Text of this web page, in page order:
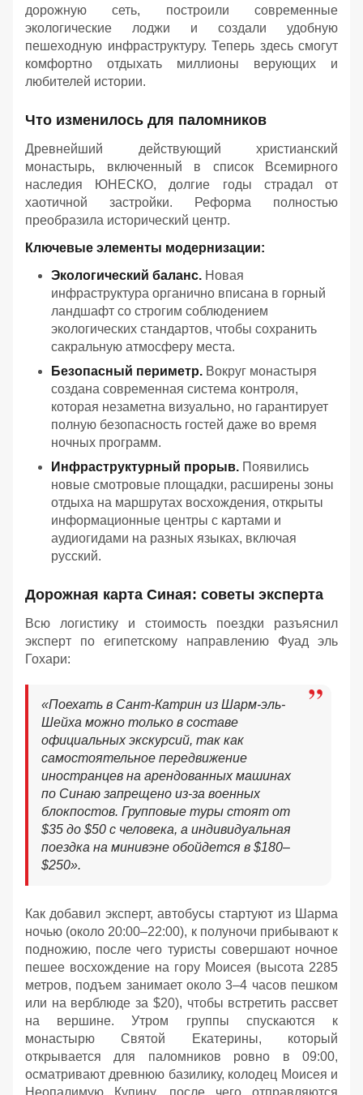
дорожную сеть, построили современные
экологические лоджи и создали удобную
пешеходную инфраструктуру. Теперь здесь смогут
комфортно отдыхать миллионы верующих и
любителей истории.
Что изменилось для паломников
Древнейший действующий христианский
монастырь, включенный в список Всемирного
наследия ЮНЕСКО, долгие годы страдал от
хаотичной застройки. Реформа полностью
преобразила исторический центр.
Ключевые элементы модернизации:
Экологический баланс. Новая
инфраструктура органично вписана в горный
ландшафт со строгим соблюдением
экологических стандартов, чтобы сохранить
сакральную атмосферу места.
Безопасный периметр. Вокруг монастыря
создана современная система контроля,
которая незаметна визуально, но гарантирует
полную безопасность гостей даже во время
ночных программ.
Инфраструктурный прорыв. Появились
новые смотровые площадки, расширены зоны
отдыха на маршрутах восхождения, открыты
информационные центры с картами и
аудиогидами на разных языках, включая
русский.
Дорожная карта Синая: советы эксперта
Всю логистику и стоимость поездки разъяснил
эксперт по египетскому направлению Фуад эль
Гохари:
«Поехать в Сант-Катрин из Шарм-эль-
Шейха можно только в составе
официальных экскурсий, так как
самостоятельное передвижение
иностранцев на арендованных машинах
по Синаю запрещено из-за военных
блокпостов. Групповые туры стоят от
$35 до $50 с человека, а индивидуальная
поездка на минивэне обойдется в $180–
$250».
Как добавил эксперт, автобусы стартуют из Шарма
ночью (около 20:00–22:00), к полуночи прибывают к
подножию, после чего туристы совершают ночное
пешее восхождение на гору Моисея (высота 2285
метров, подъем занимает около 3–4 часов пешком
или на верблюде за $20), чтобы встретить рассвет
на вершине. Утром группы спускаются к
монастырю Святой Екатерины, который
открывается для паломников ровно в 09:00,
осматривают древнюю базилику, колодец Моисея и
Неопалимую Купину, после чего отправляются